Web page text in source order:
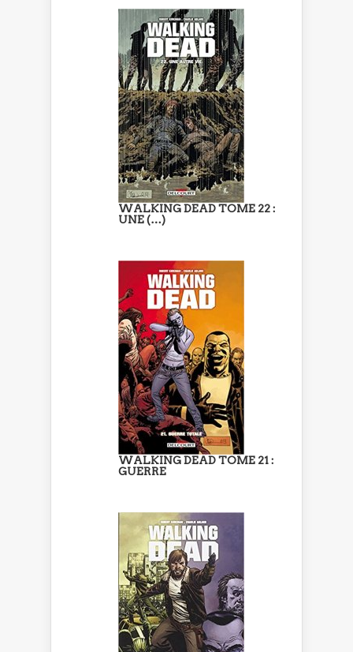
WALKING DEAD TOME 22 :
UNE (…)
WALKING DEAD TOME 21 :
GUERRE